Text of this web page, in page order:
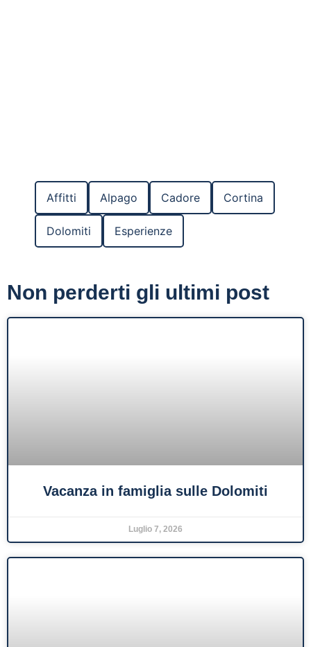
Affitti Alpago Cadore Cortina
Dolomiti Esperienze
Non perderti gli ultimi post
Vacanza in famiglia sulle Dolomiti
Luglio 7, 2026